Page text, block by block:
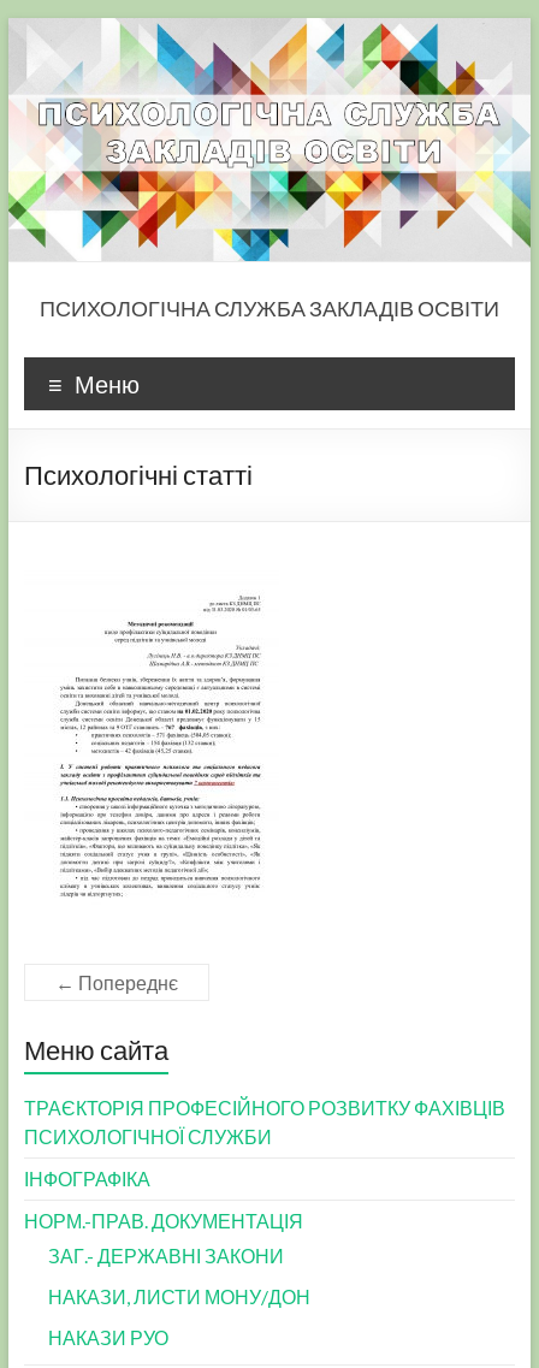
content
ПСИХОЛОГІЧНА СЛУЖБА ЗАКЛАДІВ ОСВІТИ
Меню
Психологічні статті
← Попереднє
Меню сайта
ТРАЄКТОРІЯ ПРОФЕСІЙНОГО РОЗВИТКУ ФАХІВЦІВ
ПСИХОЛОГІЧНОЇ СЛУЖБИ
ІНФОГРАФІКА
НОРМ.-ПРАВ. ДОКУМЕНТАЦІЯ
ЗАГ.- ДЕРЖАВНІ ЗАКОНИ
НАКАЗИ, ЛИСТИ МОНУ/ДОН
НАКАЗИ РУО